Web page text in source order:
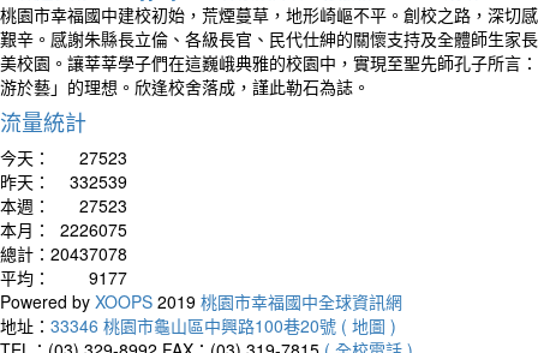
桃園市幸福國中建校初始，荒煙蔓草，地形崎嶇不平。創校之路，深切
艱辛。感謝朱縣長立倫、各級長官、民代仕紳的關懷支持及全體師生家
美校園。讓莘莘學子們在這巍峨典雅的校園中，實現至聖先師孔子所言
游於藝」的理想。欣逢校舍落成，謹此勒石為誌。
流量統計
今天：
27523
昨天：
332539
本週：
27523
本月：
2226075
總計： 20437078
平均：
9177
Powered by XOOPS 2019 桃園市幸福國中全球資訊網
地址： 33346 桃園市龜山區中興路100巷20號 ( 地圖 )